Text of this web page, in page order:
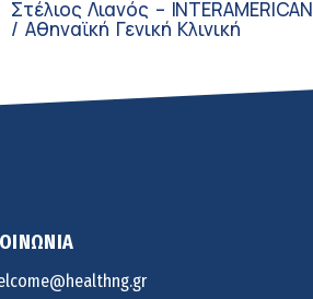
Στέλιος Λιανός – INTERAMERICAN
/ Αθηναϊκή Γενική Κλινική